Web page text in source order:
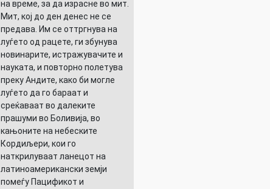
на време, за да израсне во мит.
Мит, кој до ден денес не се
предава. Им се оттргнува на
луѓето од рацете, ги збунува
новинарите, истражувачите и
науката, и повторно полетува
преку Андите, како би могле
луѓето да го бараат и
среќаваат во далеките
прашуми во Боливија, во
кањоните на небеските
Кордиљери, кои го
наткрилуваат ланецот на
латиноамерикански земји
помеѓу Пацификот и